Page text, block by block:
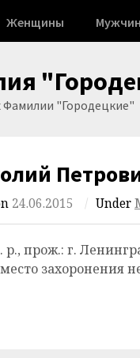
Женщины
Фамилии "Городецкие"
24.06.2015 / Under
р., прож.: г.
место захоронения